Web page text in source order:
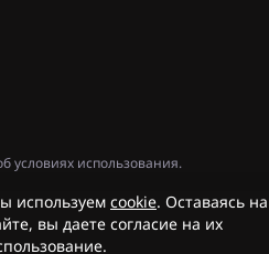
условиях использования.
используем cookie. Оставаясь на
вы даете согласие на их